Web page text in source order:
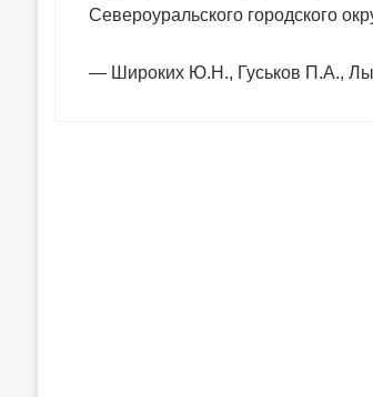
Североуральского городского
— Широких Ю.Н., Гуськов П.А.,